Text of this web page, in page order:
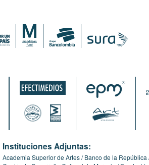
Instituciones Adjuntas:
Academia Superior de Artes Banco de la República